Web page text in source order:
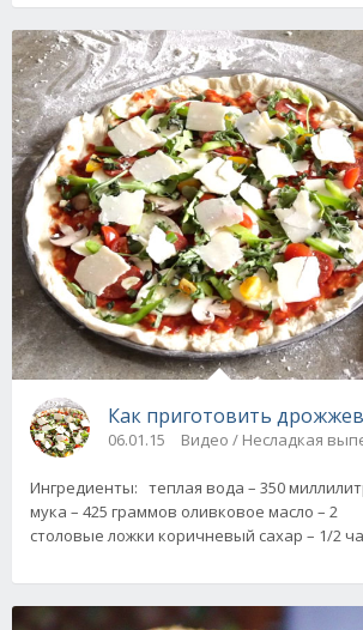
Как приготовить
06.01.15 Видео / Несладкая
Ингредиенты: теплая вода – 350
мука – 425 граммов оливковое масло – 2
столовые ложки коричневый сахар – 1/2